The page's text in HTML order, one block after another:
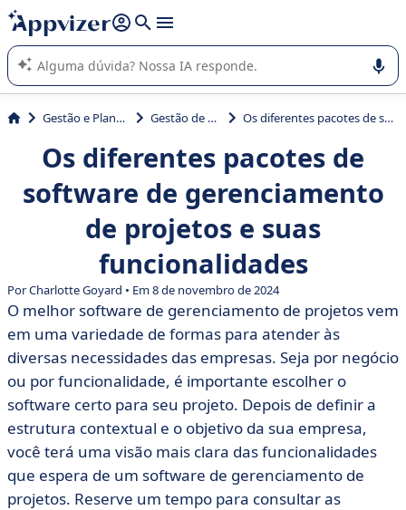
de nossa IA (várias linhas com
A IA do Appvizer o orienta no uso ou na seleção de software
SaaS para sua empresa.
Gestão e Planejamento Gestão de projetos Os diferentes pacotes de software de gerenciamento de projetos e suas funcionalidades
Os diferentes pacotes de
software de gerenciamento
de projetos e suas
funcionalidades
Por Charlotte Goyard • Em 8 de novembro de 2024
O melhor software de gerenciamento de projetos vem
em uma variedade de formas para atender às
diversas necessidades das empresas. Seja por negócio
ou por funcionalidade, é importante escolher o
software certo para seu projeto. Depois de definir a
estrutura contextual e o objetivo da sua empresa,
você terá uma visão mais clara das funcionalidades
que espera de um software de gerenciamento de
projetos. Reserve um tempo para consultar as